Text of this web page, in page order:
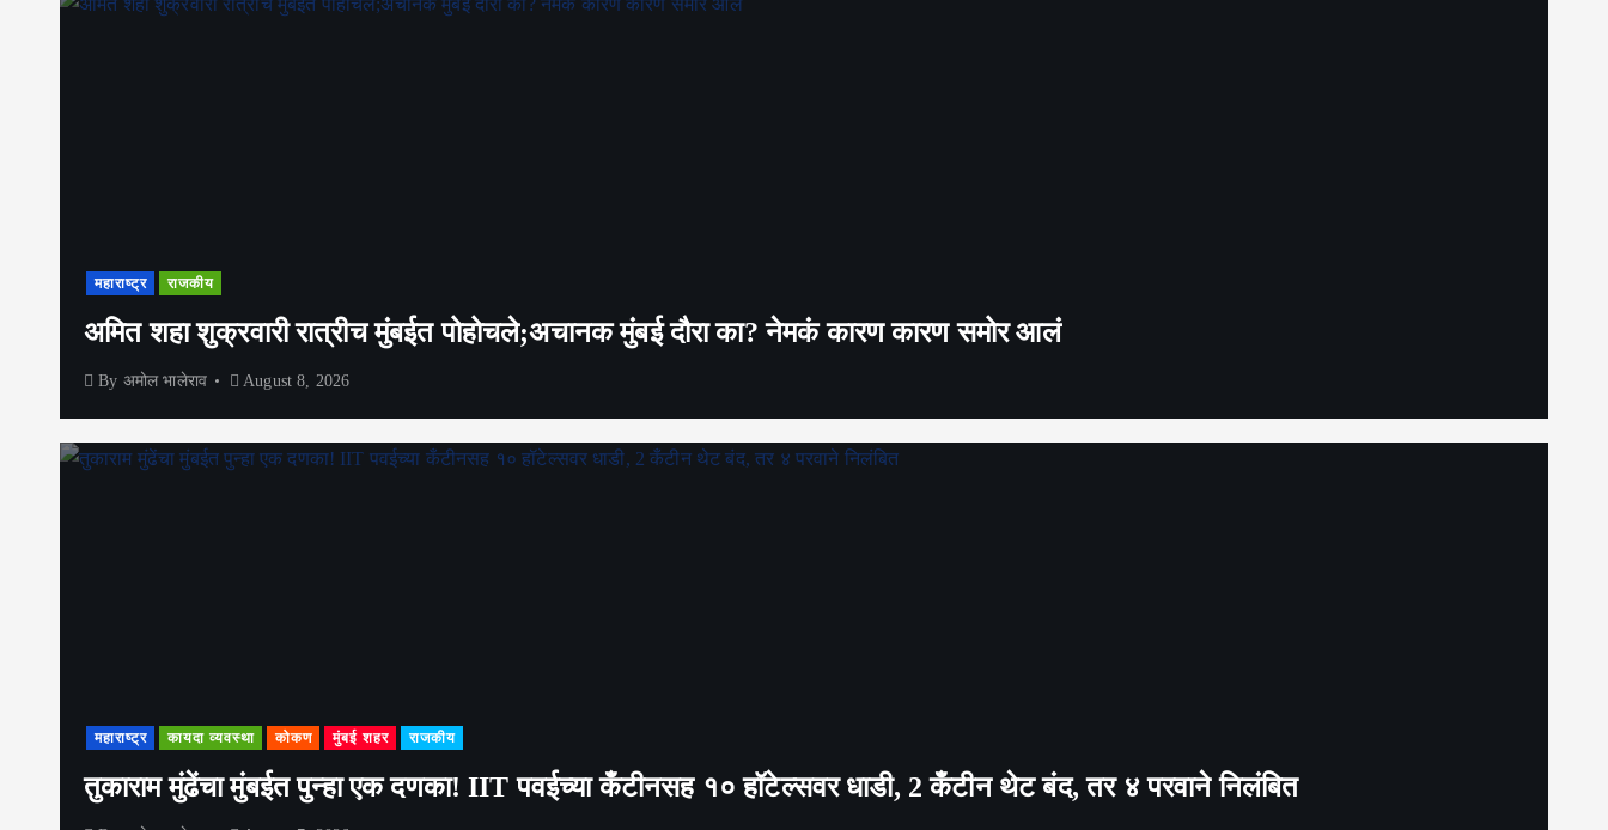
महाराष्ट्र राजकीय
अमित शहा शुक्रवारी रात्रीच मुंबईत पोहोचले;अचानक मुंबई दौरा का? नेमकं कारण कारण समोर आलं
By अमोल भालेराव August 8, 2026
महाराष्ट्र कायदा व्यवस्था कोकण मुंबई शहर राजकीय
तुकाराम मुंढेंचा मुंबईत पुन्हा एक दणका! IIT पवईच्या कँटीनसह १० हॉटेल्सवर धाडी, 2 कँटीन थेट बंद, तर ४ परवाने निलंबित